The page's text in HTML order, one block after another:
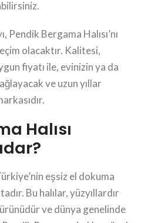
Pendik Bergama Halısı’nı
olacaktır. Kalitesi,
fiyatı ile, evinizin ya da
ve uzun yıllar
Halısı
eşsiz el dokuma
Bu halılar, yüzyıllardır
ve dünya genelinde